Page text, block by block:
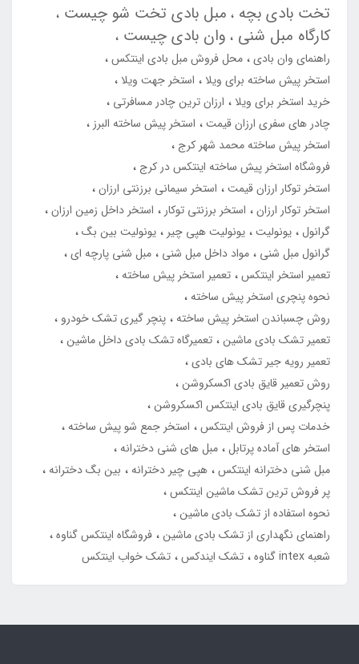
تخت بادی بچه مبل بادی تخت شو چیست
کارگاه مبل شنی وان بادی چیست
راهنمای وان بادی محل فروش مبل بادی اینتکس
استخر پیش ساخته برای ویلا
استخر جهت ویلا
خرید استخر برای ویلا
ارزان ترین چادر مسافرتی
چادر های سفری ارزان قیمت
استخر پیش ساخته البرز
استخر پیش ساخته محمد شهر کرج
فروشگاه استخر پیش ساخته اینتکس در کرج
استخر توکار ارزان قیمت
استخر سیمانی برزنتی ارزان
استخر توکار ارزان
استخر برزنتی توکار
استخر داخل زمین ارزان
گرانول یونولیت یونولیت هپی چیر
یونولیت بین بگ
گرانول مبل شنی
مواد داخل مبل شنی
مبل شنی پارچه ای
تعمیر استخر اینتکس تعمیر استخر پیش ساخته
نحوه پنچری استخر پیش ساخته
روش چسباندن استخر پیش ساخته پنچر گیری تشک خودرو
تعمیر تشک بادی ماشین تعمیرگاه تشک بادی داخل ماشین
تعمیر رویه جیر تشک های بادی
روش تعمیر قایق بادی اکسکروشن
پنچرگیری قایق بادی اینتکس اکسکروشن
خدمات پس از فروش اینتکس
استخر جمع شو پیش ساخته
استخر های آماده پرتابل مبل های شنی دخترانه
مبل شنی دخترانه اینتکس هپی چیر دخترانه
بین بگ دخترانه
پر فروش ترین تشک ماشین اینتکس
نحوه استفاده از تشک بادی ماشین
راهنمای نگهداری از تشک بادی ماشین فروشگاه اینتکس گناوه
شعبه intex گناوه
تشک ایندکس تشک خواب اینتکس